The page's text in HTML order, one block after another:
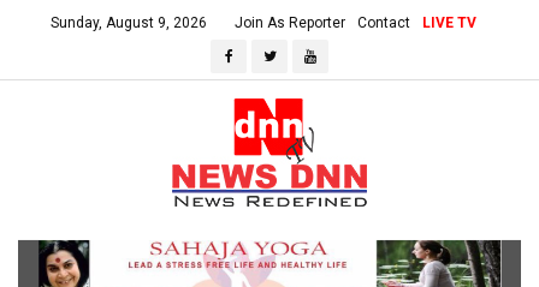
Sunday, August 9, 2026 Join As Reporter Contact LIVE TV